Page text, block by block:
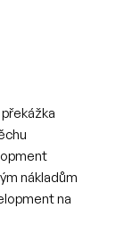
nákladům
na